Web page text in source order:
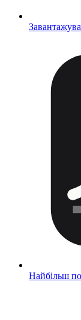
Найбільш